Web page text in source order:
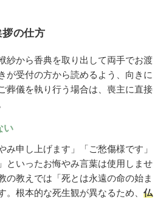
の仕方
紗から香典を取り出して両手でお渡
が受付の方から読めるよう、向きに
葬儀を執り行う場合は、喪主に直接
い
み申し上げます」「ご愁傷様です」
といったお悔やみ言葉は使用しませ
の教えでは「死とは永遠の命の始ま
。根本的な死生観が異なるため、仏